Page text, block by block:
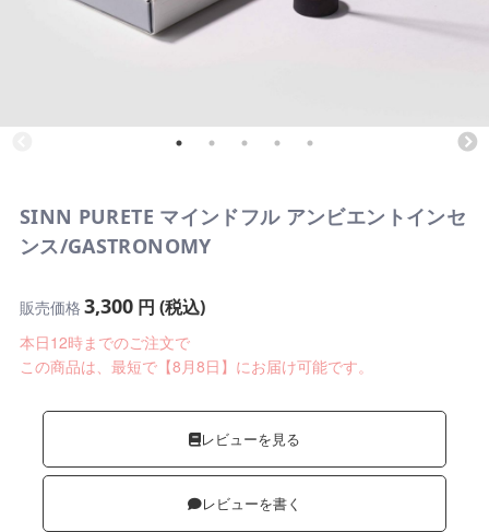
SINN PURETE マインドフル アンビエントインセ
ンス/GASTRONOMY
販売価格 3,300円 (税込)
本日12時までのご注文で
この商品は、最短で【8月8日】にお届け可能です。
レビューを見る
レビューを書く